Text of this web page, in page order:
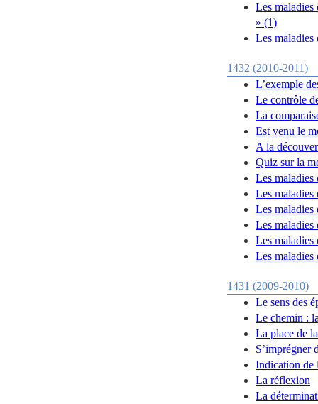
Les maladies
» (1)
Les
1432 (2010-2011)
L’exemple
Le contrôle
La
Est venu le
A la
Quiz sur la
Les
Les
Les
Les
Les
Les
1431 (2009-2010)
Le sens des
Le chemin :
La place de
S’imprégner
Indication de
La réflexion
La